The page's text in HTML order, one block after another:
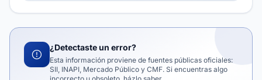
¿Detectaste un error?
Esta información proviene de fuentes públicas oficiales:
SII, INAPI, Mercado Público y CMF. Si encuentras algo